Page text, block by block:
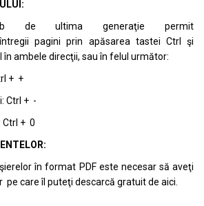
de ultima generaţie permit
pagini prin apăsarea tastei Ctrl şi
ambele direcţii, sau în felul următor:
+ +
Ctrl + -
+ 0
în format PDF este necesar să aveţi
pe care îl puteţi descarcă gratuit de aici.